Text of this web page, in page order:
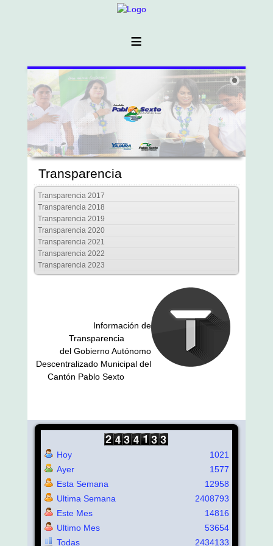
≡
Transparencia
Transparencia 2017
Transparencia 2018
Transparencia 2019
Transparencia 2020
Transparencia 2021
Transparencia 2022
Transparencia 2023
Información de
Transparencia
del Gobierno Autónomo
Descentralizado Municipal del
Cantón Pablo Sexto
Hoy
Ayer
Esta Semana
Ultima Semana
Este Mes
Ultimo Mes
Todas
1021
1577
12958
2408793
14816
53654
2434133